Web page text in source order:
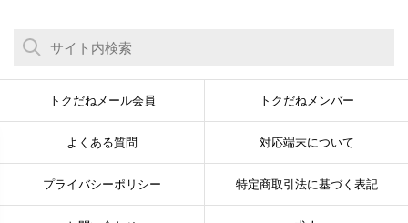
トクだねメール会員 トクだねメンバー
よくある質問 対応端末について
プライバシーポリシー 特定商取引法に基づく表記